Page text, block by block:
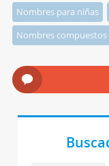
Nombres para niñas
Nombres compuestos